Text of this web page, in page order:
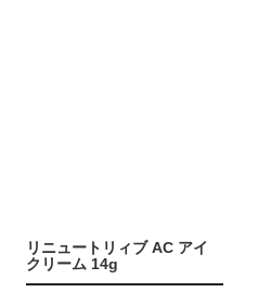
リニュートリィブ AC アイ
クリーム 14g